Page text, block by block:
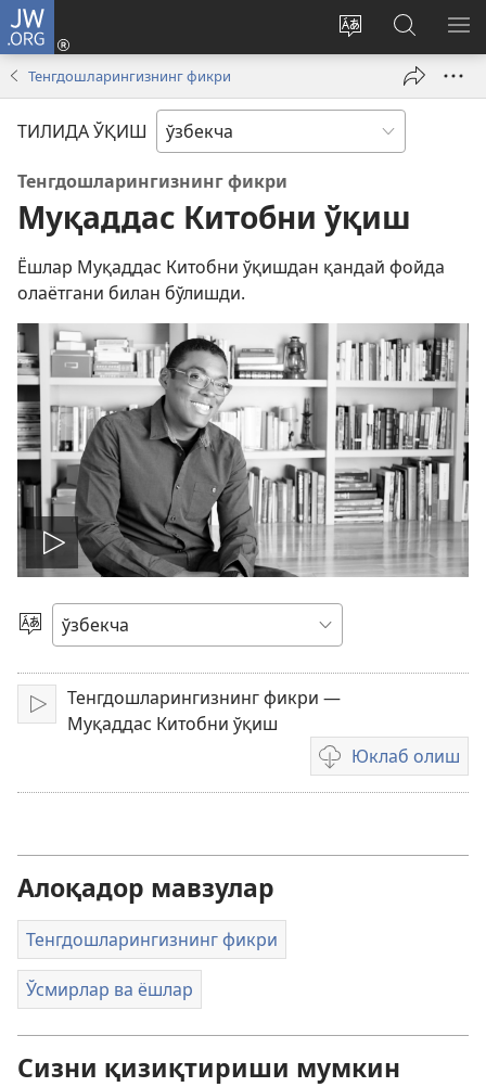
JW.ORG
Сайтнинг
тилини
ўзгартириш
Кириш
(янги
JW.ORG
бўйича
излаш
Тенгдошларингизнинг фикри
ТИЛИДА ЎҚИШ
Тенгдошларингизнинг фикри
Муқаддас Китобни ўқиш
Ёшлар Муқаддас Китобни ўқишдан қандай фойда
олаётгани билан бўлишди.
Видеони
ижро
этиш
Тилни
танлаш
Тинглаш
Тенгдошларингизнинг фикри —
Муқаддас Китобни ўқиш
Юклаб олиш
Видео
ёзувларни
Алоқадор мавзулар
Тенгдошларингизнинг фикри
Ўсмирлар ва ёшлар
Сизни қизиқтириши мумкин